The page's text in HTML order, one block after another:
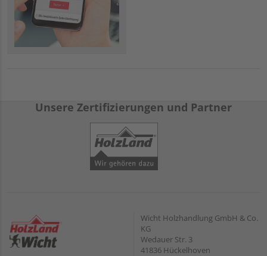
Unsere Zertifizierungen und Partner
Wicht Holzhandlung GmbH & Co.
KG
Wedauer Str. 3
41836 Hückelhoven